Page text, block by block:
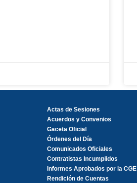
Actas de Sesiones
Acuerdos y Convenios
Gaceta Oficial
Órdenes del Día
Comunicados Oficiales
Contratistas Incumplidos
Informes Aprobados por la CGE
Rendición de Cuentas